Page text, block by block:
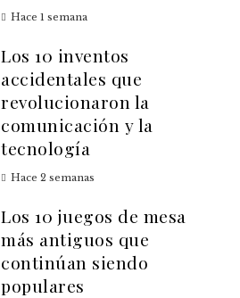
Hace 1 semana
Los 10 inventos
accidentales que
revolucionaron la
comunicación y la
tecnología
Hace 2 semanas
Los 10 juegos de mesa
más antiguos que
continúan siendo
populares